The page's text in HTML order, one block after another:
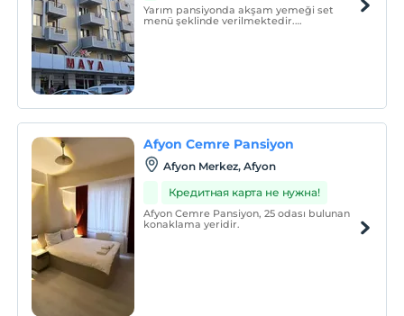
Yarım pansiyonda akşam yemeği set
menü şeklinde verilmektedir.
Afyon Cemre Pansiyon
Afyon Merkez, Afyon
Кредитная карта не нужна!
Afyon Cemre Pansiyon, 25 odası bulunan
konaklama yeridir.